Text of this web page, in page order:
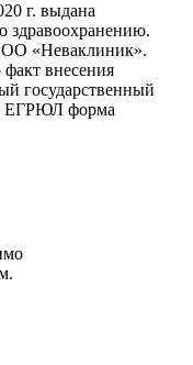
г. выдана
здравоохранению.
«Неваклиник».
внесения
государственный
ЕГРЮЛ форма